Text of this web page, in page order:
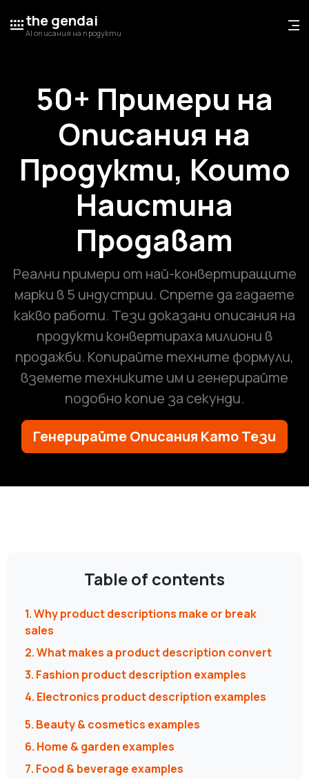
the gendai
AI описания на продукти
50+ Примери на
Описания на
Продукти, Които
Наистина
Продават
Реални примери от най-конвертиращите
марки в 5 индустрии. Спрете да гадаете
какво работи. Тези доказани описания на
продукти конвертираха милиони в
продажби. Копирайте техните формули,
вземете техниките им и генерирайте
подобно копие за секунди.
Генерирайте Описания Като Тези
Table of contents
1. Why product descriptions make or break
sales
2. What makes a product description convert
3. Fashion product description examples
4. Electronics product description examples
5. Beauty & cosmetics examples
6. Home & garden examples
7. Food & beverage examples